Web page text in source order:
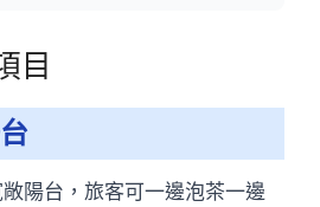
目
陽台，旅客可一邊泡茶一邊